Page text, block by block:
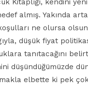
Kitaplığı, kendini
almış. Yakında
ne olursa
düşük fiyat
tanıtacağını
düşündüğümüzde
elbette ki pek